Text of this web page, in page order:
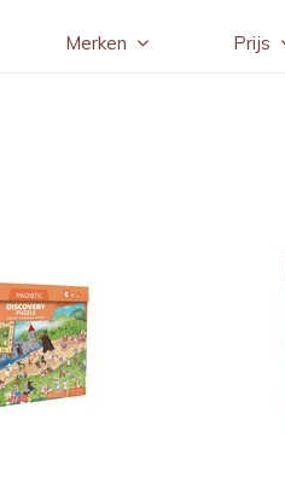
Merken Prijs